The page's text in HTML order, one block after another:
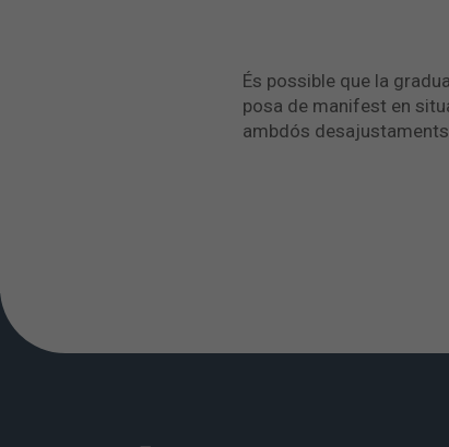
És possible que la
posa de manifest en
ambdós